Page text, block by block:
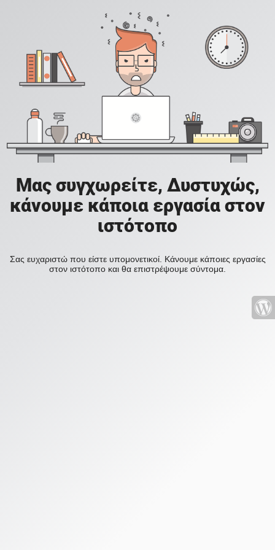
Μας συγχωρείτε, Δυστυχώς,
κάνουμε κάποια εργασία στον
ιστότοπο
Σας ευχαριστώ που είστε υπομονετικοί. Κάνουμε κάποιες εργασίες
στον ιστότοπο και θα επιστρέψουμε σύντομα.